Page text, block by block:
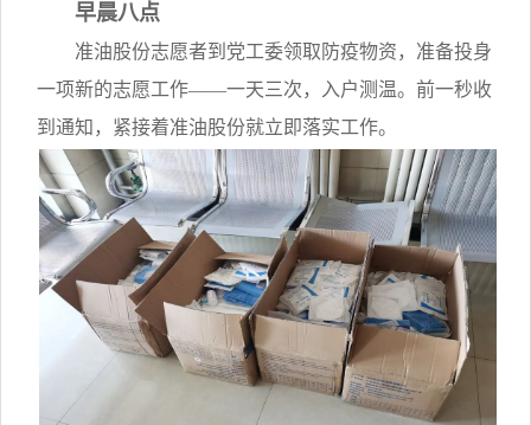
早晨八点
准油股份志愿者到党工委领取防疫物资，准备投身
一项新的志愿工作——一天三次，入户测温。前一秒收
到通知，紧接着准油股份就立即落实工作。